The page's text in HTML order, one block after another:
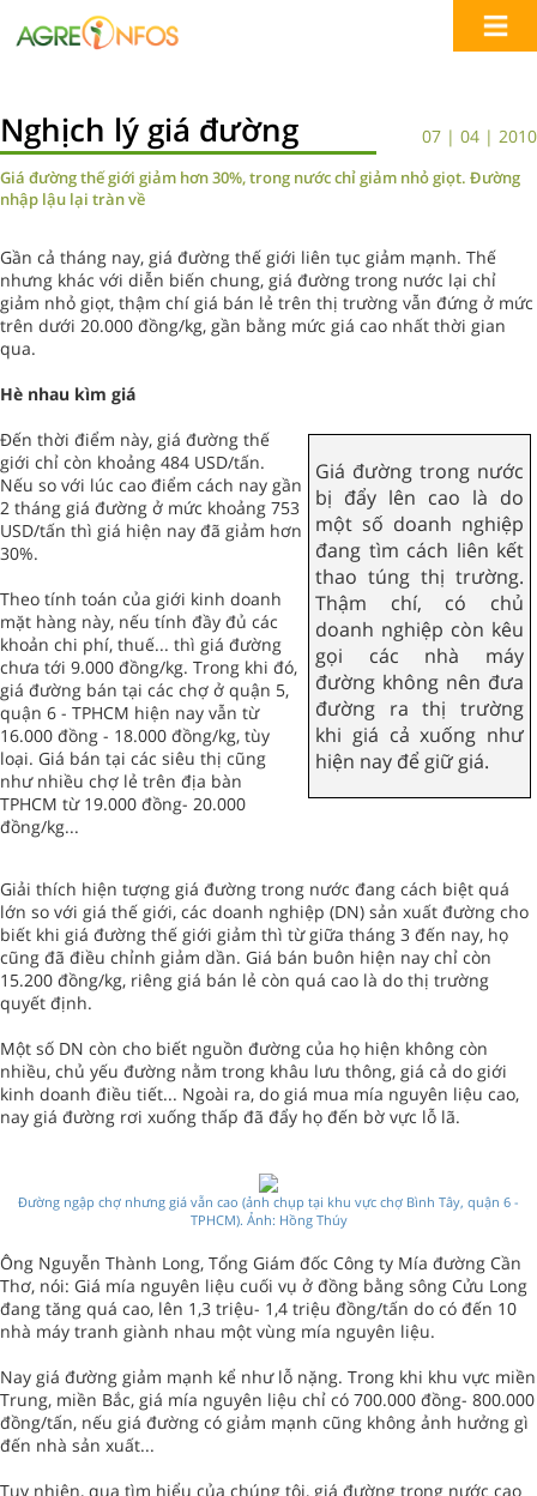
Nghịch lý giá đường 07 | 04 | 2010
Giá đường thế giới giảm hơn 30%, trong nước chỉ giảm nhỏ giọt. Đường
nhập lậu lại tràn về
Gần cả tháng nay, giá đường thế giới liên tục giảm mạnh. Thế
nhưng khác với diễn biến chung, giá đường trong nước lại chỉ
giảm nhỏ giọt, thậm chí giá bán lẻ trên thị trường vẫn đứng ở mức
trên dưới 20.000 đồng/kg, gần bằng mức giá cao nhất thời gian
qua.
Hè nhau kìm giá
Giá đường trong nước
bị đẩy lên cao là do
một số doanh nghiệp
đang tìm cách liên kết
thao túng thị trường.
Thậm chí, có chủ
doanh nghiệp còn kêu
gọi các nhà máy
đường không nên đưa
đường ra thị trường
khi giá cả xuống như
hiện nay để giữ giá.
Đến thời điểm này, giá đường thế
giới chỉ còn khoảng 484 USD/tấn.
Nếu so với lúc cao điểm cách nay gần
2 tháng giá đường ở mức khoảng 753
USD/tấn thì giá hiện nay đã giảm hơn
30%.
Theo tính toán của giới kinh doanh
mặt hàng này, nếu tính đầy đủ các
khoản chi phí, thuế... thì giá đường
chưa tới 9.000 đồng/kg. Trong khi đó,
giá đường bán tại các chợ ở quận 5,
quận 6 - TPHCM hiện nay vẫn từ
16.000 đồng - 18.000 đồng/kg, tùy
loại. Giá bán tại các siêu thị cũng
như nhiều chợ lẻ trên địa bàn
TPHCM từ 19.000 đồng- 20.000
đồng/kg...
Giải thích hiện tượng giá đường trong nước đang cách biệt quá
lớn so với giá thế giới, các doanh nghiệp (DN) sản xuất đường cho
biết khi giá đường thế giới giảm thì từ giữa tháng 3 đến nay, họ
cũng đã điều chỉnh giảm dần. Giá bán buôn hiện nay chỉ còn
15.200 đồng/kg, riêng giá bán lẻ còn quá cao là do thị trường
quyết định.
Một số DN còn cho biết nguồn đường của họ hiện không còn
nhiều, chủ yếu đường nằm trong khâu lưu thông, giá cả do giới
kinh doanh điều tiết... Ngoài ra, do giá mua mía nguyên liệu cao,
nay giá đường rơi xuống thấp đã đẩy họ đến bờ vực lỗ lã.
Đường ngập chợ nhưng giá vẫn cao (ảnh chụp tại khu vực chợ Bình Tây, quận 6 -
TPHCM). Ảnh: Hồng Thúy
Ông Nguyễn Thành Long, Tổng Giám đốc Công ty Mía đường Cần
Thơ, nói: Giá mía nguyên liệu cuối vụ ở đồng bằng sông Cửu Long
đang tăng quá cao, lên 1,3 triệu- 1,4 triệu đồng/tấn do có đến 10
nhà máy tranh giành nhau một vùng mía nguyên liệu.
Nay giá đường giảm mạnh kể như lỗ nặng. Trong khi khu vực miền
Trung, miền Bắc, giá mía nguyên liệu chỉ có 700.000 đồng- 800.000
đồng/tấn, nếu giá đường có giảm mạnh cũng không ảnh hưởng gì
đến nhà sản xuất...
Tuy nhiên, qua tìm hiểu của chúng tôi, giá đường trong nước cao